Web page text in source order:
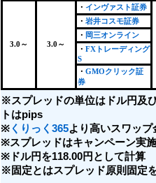
3.0～ 3.0～
・ インヴァスト証券
・ 岩井コスモ証券
・ 岡三オンライン
・ FXトレーディング
S
・ GMOクリック証
券
※スプレッドの単位はドル円及
トはpips
※ くりっく365より高いスワップ
※スプレッドはキャンペーン実
※ドル円を118.00円として計算
※固定とはスプレッド原則固定